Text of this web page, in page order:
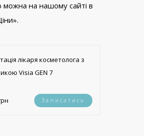
на нашому сайті в
лікаря косметолога з
Visia GEN 7
Записатись